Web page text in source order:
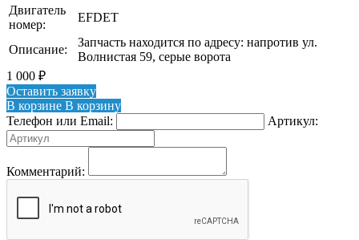
Двигатель
номер:
EFDET
Описание:
Запчасть находится по адресу: напротив ул.
Волнистая 59, серые ворота
1 000 ₽
Оставить заявку
В корзине В корзину
Телефон или Email:
Артикул:
Комментарий: